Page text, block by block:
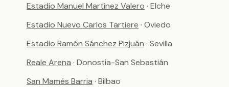
Estadio Manuel Martínez Valero · Elche
Estadio Nuevo Carlos Tartiere · Oviedo
Estadio Ramón Sánchez Pizjuán · Sevilla
Reale Arena · Donostia-San Sebastián
San Mamés Barria · Bilbao